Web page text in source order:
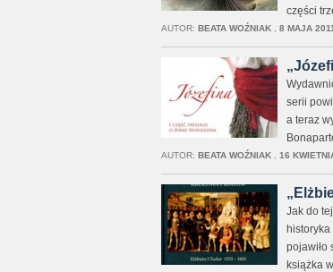
części
AUTOR: BEATA WOŹNIAK, 8 MAJA
serii
a teraz
AUTOR: BEATA WOŹNIAK, 16
Jak do
pojawiło
książka